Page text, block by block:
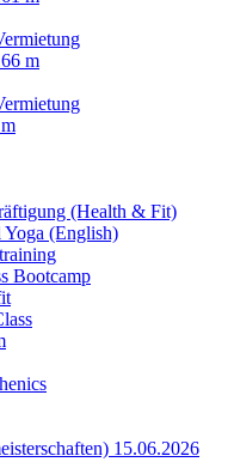
m
(Health & Fit)
(English)
Bootcamp
15.06.2026